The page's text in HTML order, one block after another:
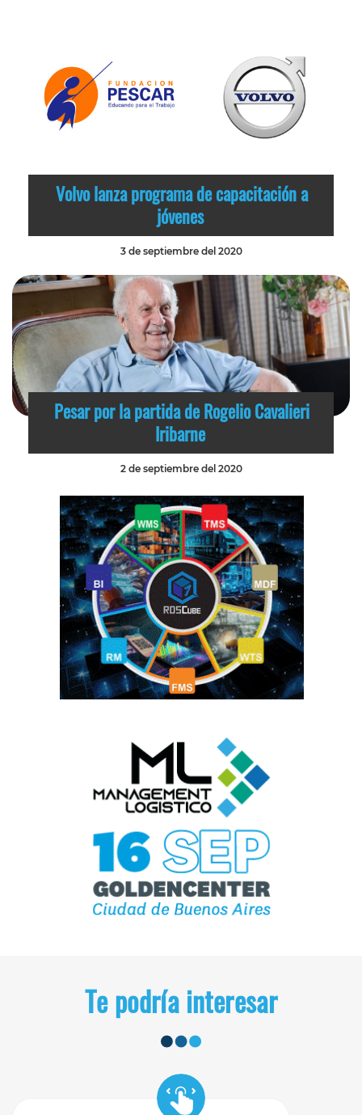
Volvo lanza programa de capacitación a
jóvenes
3 de septiembre del 2020
Pesar por la partida de Rogelio Cavalieri
Iribarne
2 de septiembre del 2020
Te podría interesar